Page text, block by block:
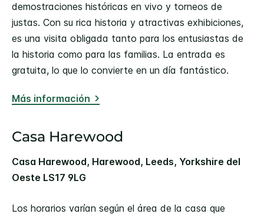
demostraciones históricas en vivo y torneos de
justas. Con su rica historia y atractivas exhibiciones,
es una visita obligada tanto para los entusiastas de
la historia como para las familias. La entrada es
gratuita, lo que lo convierte en un día fantástico.
Más información
Casa Harewood
Casa Harewood, Harewood, Leeds, Yorkshire del
Oeste LS17 9LG
Los horarios varían según el área de la casa que